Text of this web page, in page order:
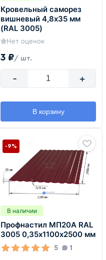
Кровельный саморез
вишневый 4,8х35 мм
(RAL 3005)
Нет оценок
3 ₽/ шт.
- +
В корзину
В наличии
Профнастил МП20А RAL
3005 0,35х1100х2500 мм
5 1
-9%